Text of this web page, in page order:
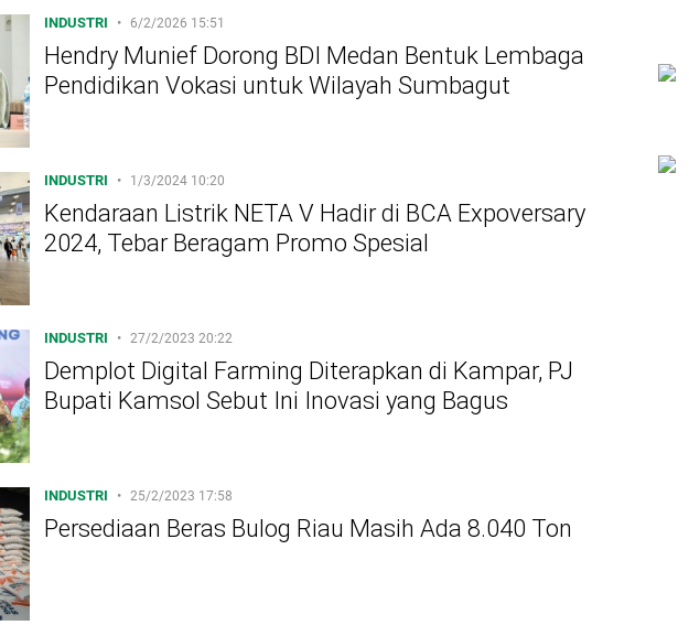
INDUSTRI • 6/2/2026 15:51
Hendry Munief Dorong BDI Medan Bentuk Lembaga
Pendidikan Vokasi untuk Wilayah Sumbagut
INDUSTRI • 1/3/2024 10:20
Kendaraan Listrik NETA V Hadir di BCA Expoversary
2024, Tebar Beragam Promo Spesial
INDUSTRI • 27/2/2023 20:22
Demplot Digital Farming Diterapkan di Kampar, PJ
Bupati Kamsol Sebut Ini Inovasi yang Bagus
INDUSTRI • 25/2/2023 17:58
Persediaan Beras Bulog Riau Masih Ada 8.040 Ton